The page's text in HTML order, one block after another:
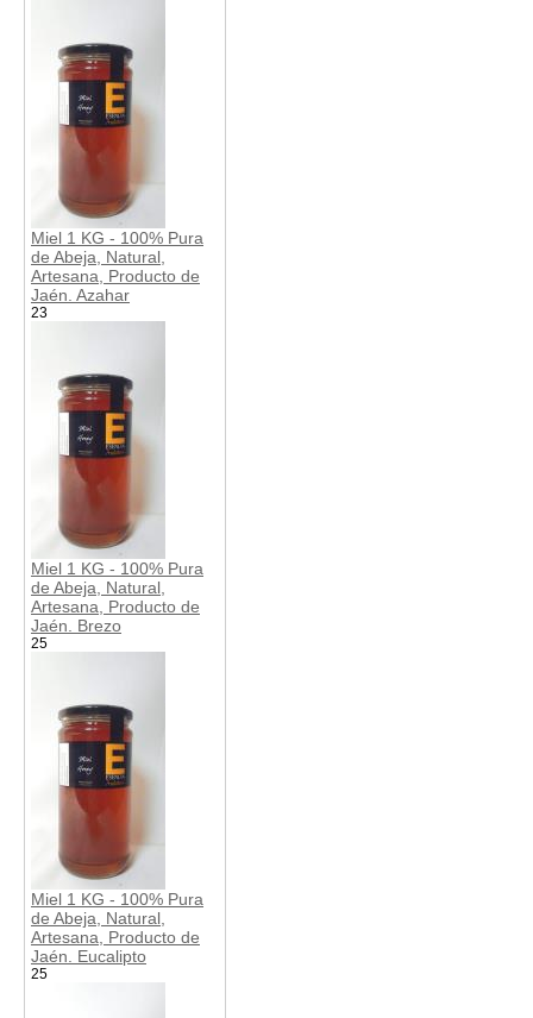
Miel 1 KG - 100% Pura
de Abeja, Natural,
Artesana, Producto de
Jaén. Azahar
23
Miel 1 KG - 100% Pura
de Abeja, Natural,
Artesana, Producto de
Jaén. Brezo
25
Miel 1 KG - 100% Pura
de Abeja, Natural,
Artesana, Producto de
Jaén. Eucalipto
25